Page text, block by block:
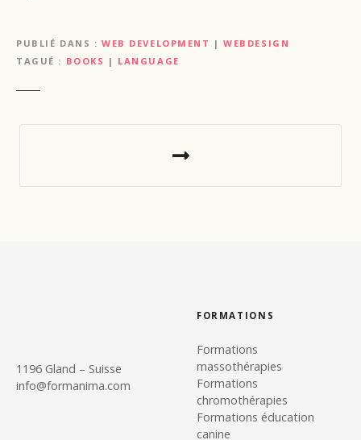
PUBLIÉ DANS WEB DEVELOPMENT |WEBDESIGN
TAGUÉ
BOOKS | LANGUAGE
i1196 Gland – Suisse
info@formanima.com
FORMATIONS
Formations
massothérapies
Formations
chromothérapies
Formations éducation
canine